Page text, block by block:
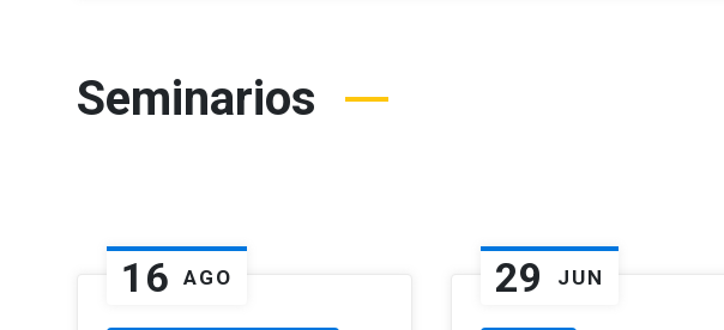
Seminarios
16 AGO 29 JUN